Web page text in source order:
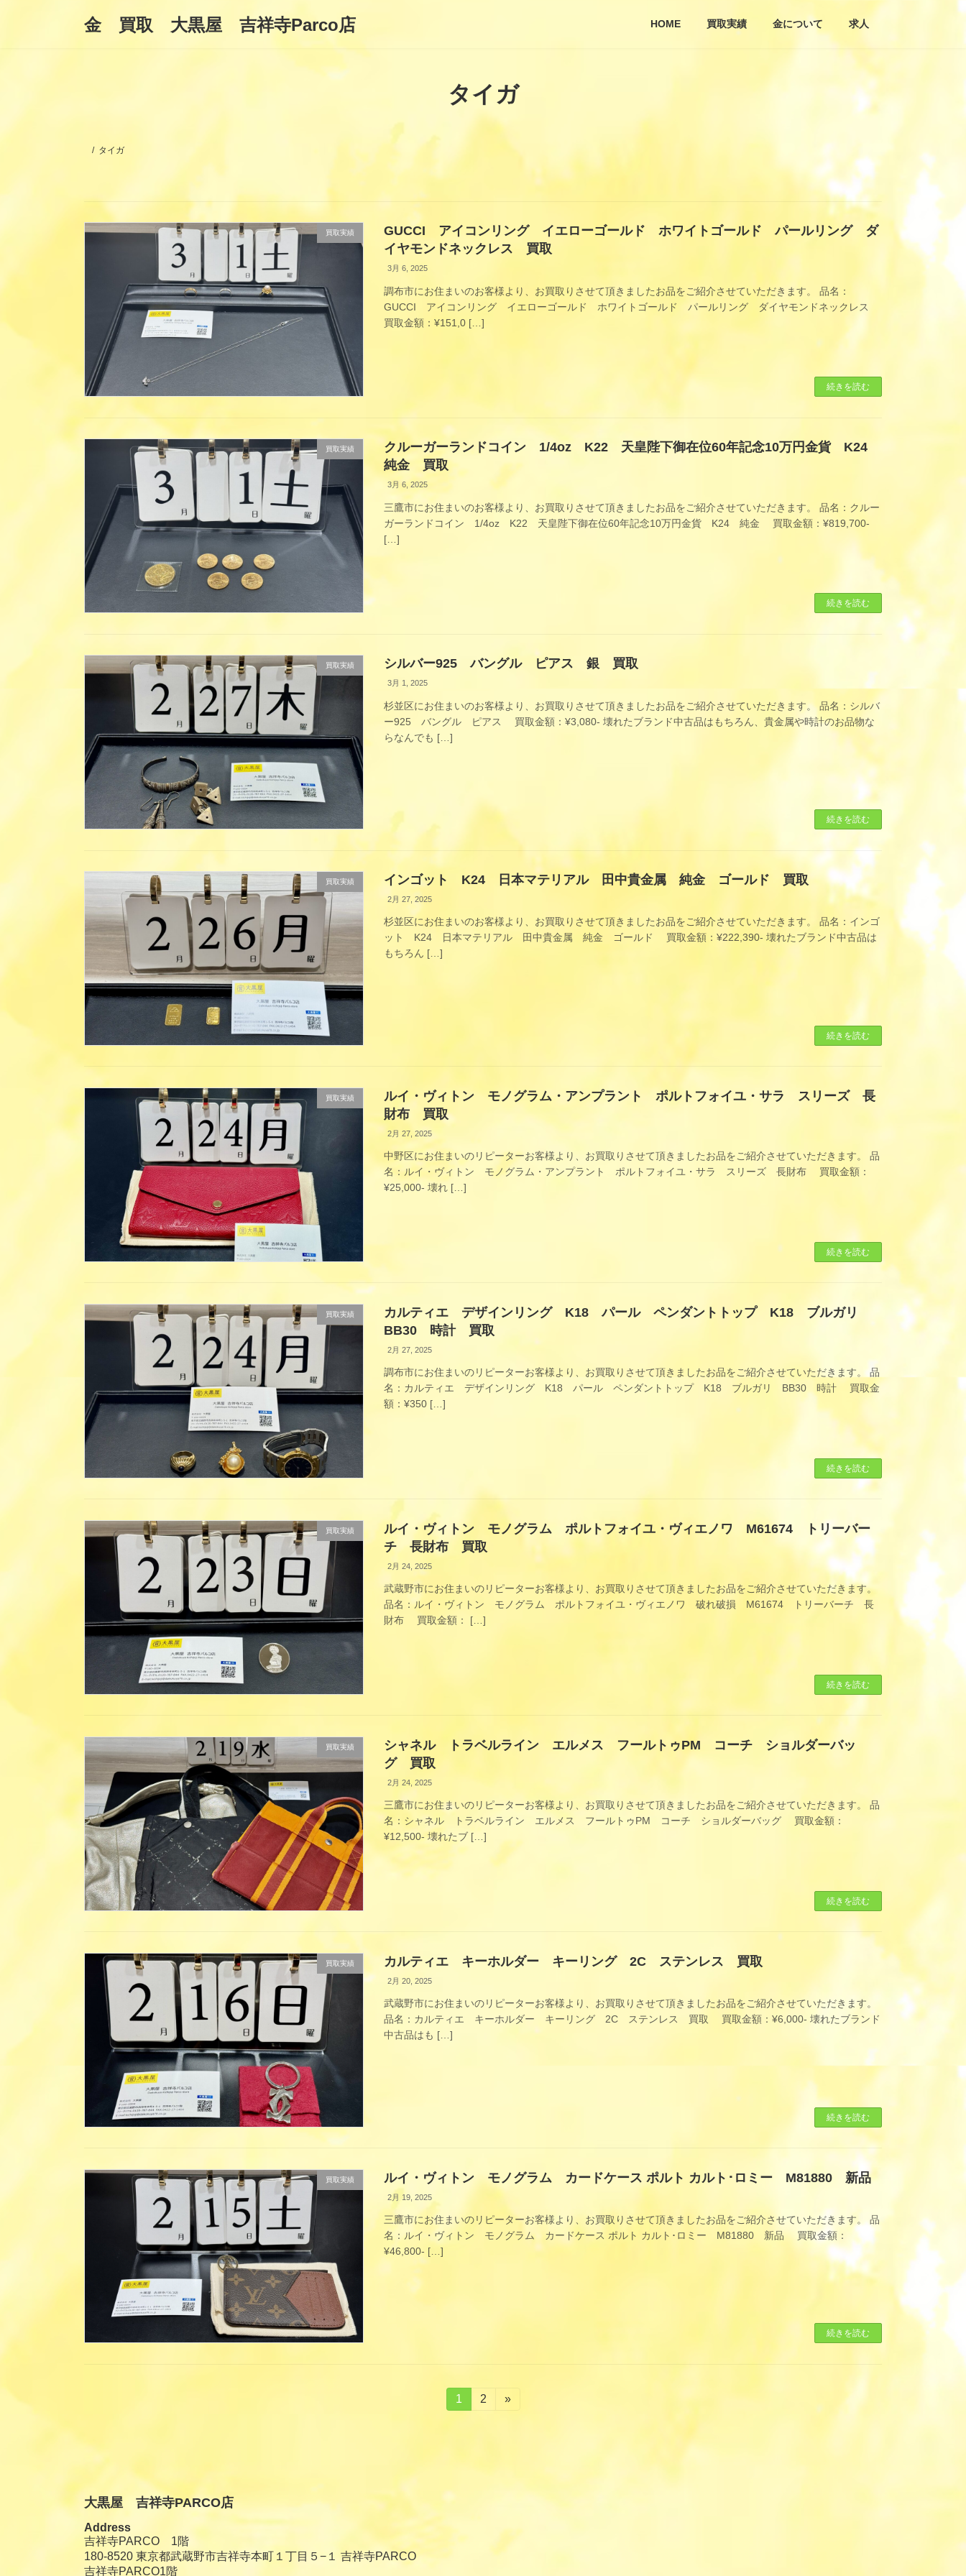
金 買取 大黒屋 吉祥寺Parco店 HOME 買取実績 金について 求人
タイガ
タイガ
買取実績
GUCCI アイコンリング イエローゴールド ホワイトゴールド パールリング ダ
イヤモンドネックレス 買取
3月 6, 2025
調布市にお住まいのお客様より、お買取りさせて頂きましたお品をご紹介させていただきます。 品名：
GUCCI アイコンリング イエローゴールド ホワイトゴールド パールリング ダイヤモンドネックレス
買取金額：¥151,0 […]
続きを読む
買取実績
クルーガーランドコイン 1/4oz K22 天皇陛下御在位60年記念10万円金貨 K24
純金 買取
3月 6, 2025
三鷹市にお住まいのお客様より、お買取りさせて頂きましたお品をご紹介させていただきます。 品名：クルー
ガーランドコイン 1/4oz K22 天皇陛下御在位60年記念10万円金貨 K24 純金 買取金額：¥819,700-
[…]
続きを読む
買取実績 シルバー925 バングル ピアス 銀 買取
3月 1, 2025
杉並区にお住まいのお客様より、お買取りさせて頂きましたお品をご紹介させていただきます。 品名：シルバ
ー925 バングル ピアス 買取金額：¥3,080- 壊れたブランド中古品はもちろん、貴金属や時計のお品物な
らなんでも […]
続きを読む
買取実績 インゴット K24 日本マテリアル 田中貴金属 純金 ゴールド 買取
2月 27, 2025
杉並区にお住まいのお客様より、お買取りさせて頂きましたお品をご紹介させていただきます。 品名：インゴ
ット K24 日本マテリアル 田中貴金属 純金 ゴールド 買取金額：¥222,390- 壊れたブランド中古品は
もちろん […]
続きを読む
買取実績
ルイ・ヴィトン モノグラム・アンプラント ポルトフォイユ・サラ スリーズ 長
財布 買取
2月 27, 2025
中野区にお住まいのリピーターお客様より、お買取りさせて頂きましたお品をご紹介させていただきます。 品
名：ルイ・ヴィトン モノグラム・アンプラント ポルトフォイユ・サラ スリーズ 長財布 買取金額：
¥25,000- 壊れ […]
続きを読む
買取実績
カルティエ デザインリング K18 パール ペンダントトップ K18 ブルガリ
BB30 時計 買取
2月 27, 2025
調布市にお住まいのリピーターお客様より、お買取りさせて頂きましたお品をご紹介させていただきます。 品
名：カルティエ デザインリング K18 パール ペンダントトップ K18 ブルガリ BB30 時計 買取金
額：¥350 […]
続きを読む
買取実績
ルイ・ヴィトン モノグラム ポルトフォイユ・ヴィエノワ M61674 トリーバー
チ 長財布 買取
2月 24, 2025
武蔵野市にお住まいのリピーターお客様より、お買取りさせて頂きましたお品をご紹介させていただきます。
品名：ルイ・ヴィトン モノグラム ポルトフォイユ・ヴィエノワ 破れ破損 M61674 トリーバーチ 長
財布 買取金額： […]
続きを読む
買取実績
シャネル トラベルライン エルメス フールトゥPM コーチ ショルダーバッ
グ 買取
2月 24, 2025
三鷹市にお住まいのリピーターお客様より、お買取りさせて頂きましたお品をご紹介させていただきます。 品
名：シャネル トラベルライン エルメス フールトゥPM コーチ ショルダーバッグ 買取金額：
¥12,500- 壊れたブ […]
続きを読む
買取実績 カルティエ キーホルダー キーリング 2C ステンレス 買取
2月 20, 2025
武蔵野市にお住まいのリピーターお客様より、お買取りさせて頂きましたお品をご紹介させていただきます。
品名：カルティエ キーホルダー キーリング 2C ステンレス 買取 買取金額：¥6,000- 壊れたブランド
中古品はも […]
続きを読む
買取実績 ルイ・ヴィトン モノグラム カードケース ポルト カルト･ロミー M81880 新品
2月 19, 2025
三鷹市にお住まいのリピーターお客様より、お買取りさせて頂きましたお品をご紹介させていただきます。 品
名：ルイ・ヴィトン モノグラム カードケース ポルト カルト･ロミー M81880 新品 買取金額：
¥46,800- […]
続きを読む
の
ー
ジ
送
固
定
1
固
2 »
大黒屋 吉祥寺PARCO店
Address
吉祥寺PARCO 1階
180-8520 東京都武蔵野市吉祥寺本町１丁目５−１ 吉祥寺PARCO
吉祥寺PARCO1階